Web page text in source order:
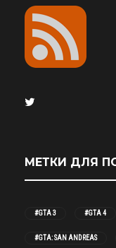
МЕТКИ ДЛЯ
#GTA 3 #GTA 4
#GTA: SAN ANDREAS